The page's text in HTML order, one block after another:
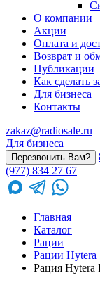
О компании
Акции
Оплата и
Возврат и
Публикации
Как сделать
Для бизнеса
Контакты
zakaz@radiosale.ru
Для бизнеса
Перезвонить Вам?
(977) 834 27 67
Главная
Каталог
Рации
Рации Hytera
Рация Hytera